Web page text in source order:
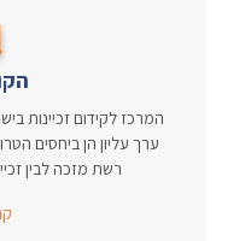
המרכז לקידום זכיינות
ערך עליון הן ביחסים
רשת מזכה לבין